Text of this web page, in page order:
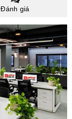
Đánh giá